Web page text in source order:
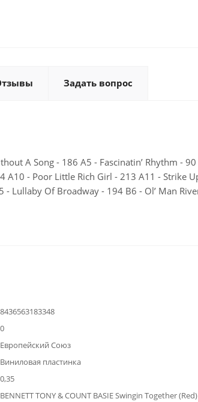
Задать вопрос
A Song - 186 A5 - Fascinatin’ Rhythm -
A10 - Poor Little Rich Girl - 213 A11 - Strike
Of Broadway - 194 B6 - Ol’ Man
8436563183348
0
Европейский Союз
Виниловая пластинка
0,35
BENNETT TONY & COUNT BASIE Swingin Together